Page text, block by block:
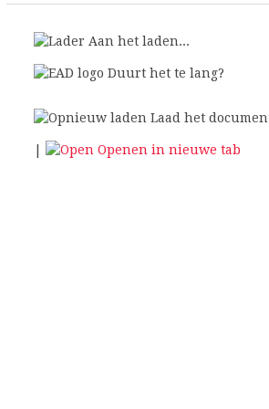
Aan het laden...
Duurt het te lang?
Laad het
Openen in nieuwe tab